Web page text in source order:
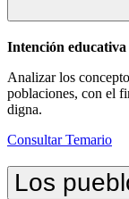
Intención educativa
Analizar los
poblaciones, con el
digna.
Consultar Temario
Los